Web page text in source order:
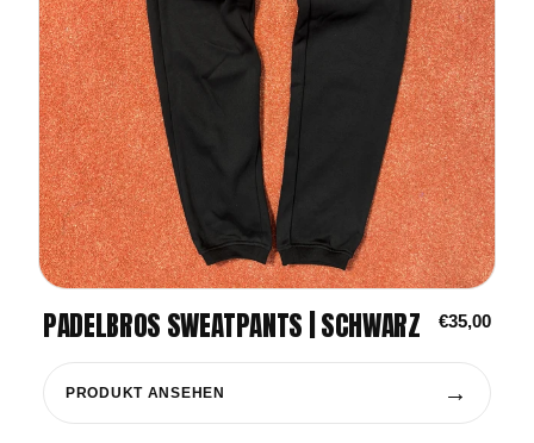
PADELBROS SWEATPANTS | SCHWARZ €35,00
PRODUKT ANSEHEN →